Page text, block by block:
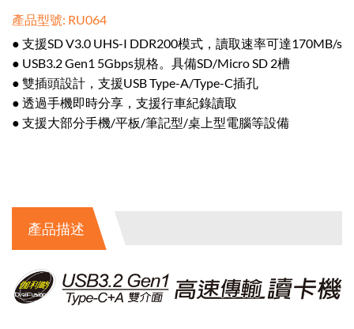
產品型號: RU064
● 支援SD V3.0 UHS-I DDR200模式，讀取速率可達170MB/s
● USB3.2 Gen1 5Gbps規格。具備SD/Micro SD 2槽
● 雙插頭設計，支援USB Type-A/Type-C插孔
● 透過手機即時分享，支援行車紀錄讀取
● 支援大部分手機/平板/筆記型/桌上型電腦等設備
產品描述